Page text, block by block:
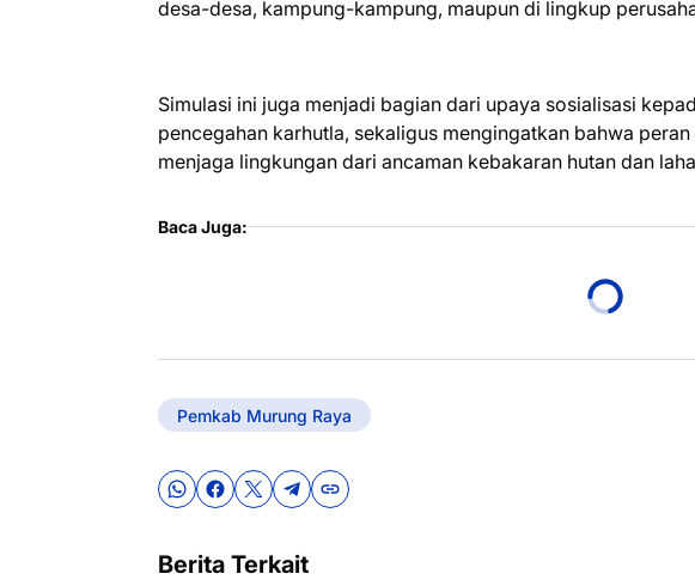
desa-desa, kampung-kampung, maupun di lingkup
Simulasi ini juga menjadi bagian dari upaya sosialisasi
pencegahan karhutla, sekaligus mengingatkan bahwa
menjaga lingkungan dari ancaman kebakaran hutan dan
Baca Juga:
Pemkab Murung Raya
Berita Terkait